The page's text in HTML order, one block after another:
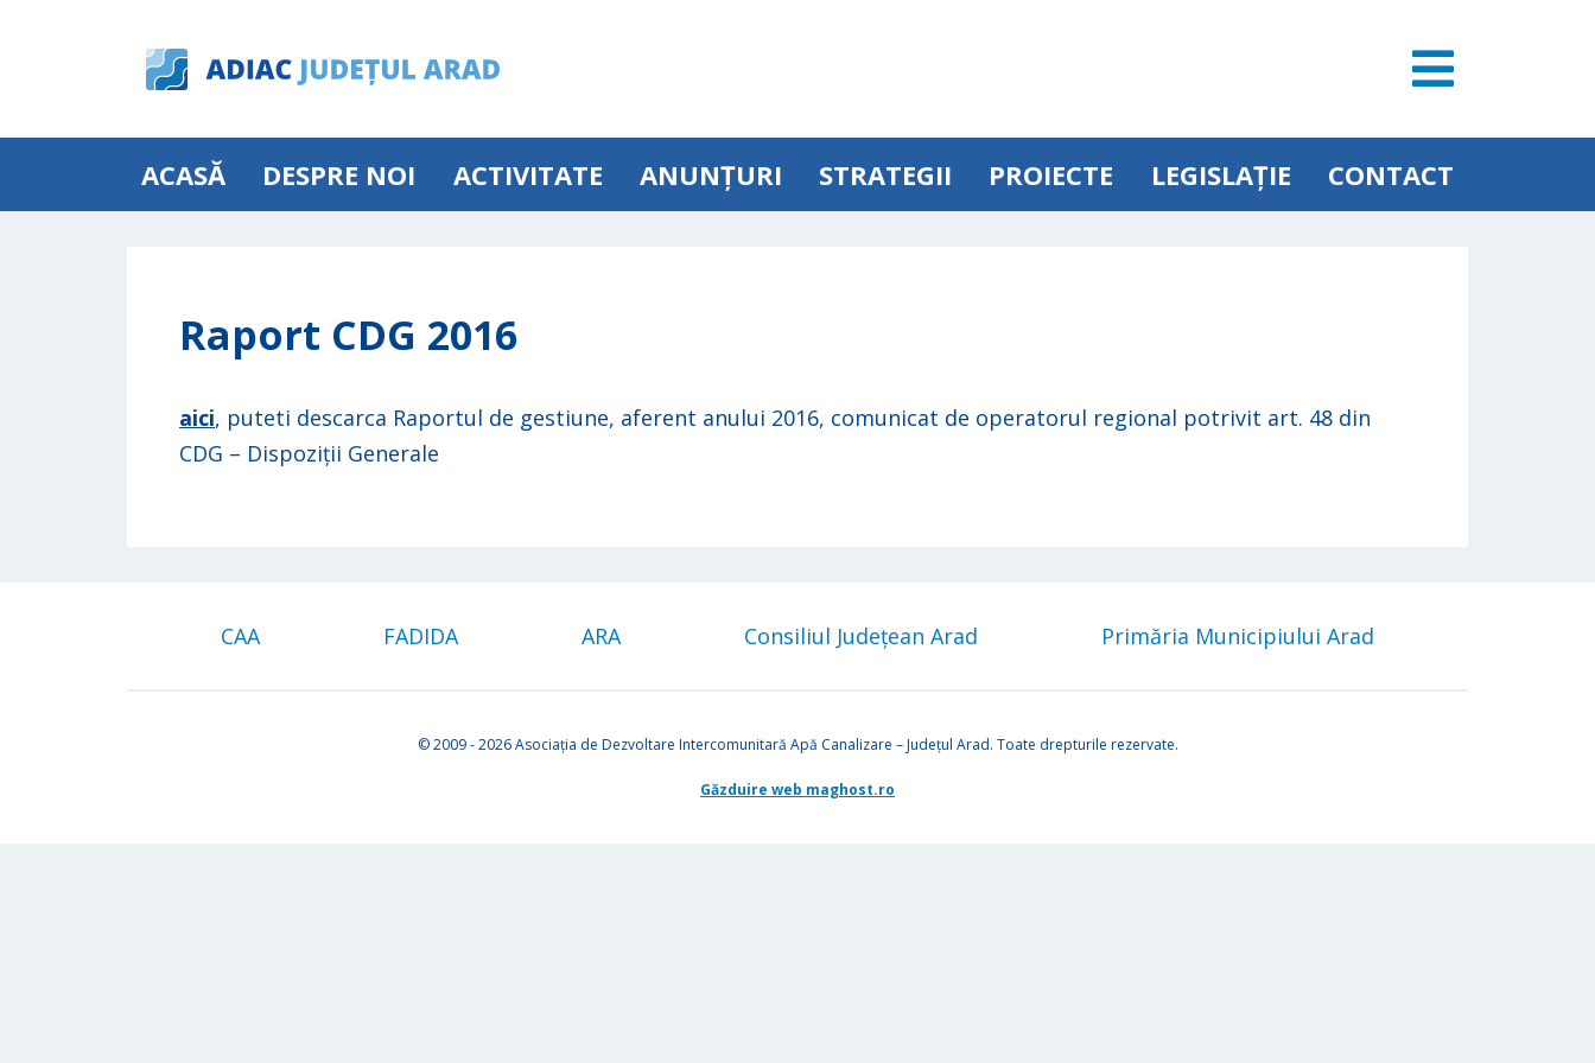
ACASĂ DESPRE NOI ACTIVITATE ANUNȚURI STRATEGII PROIECTE LEGISLAȚIE CONTACT
Raport CDG 2016
aici, puteti descarca Raportul de gestiune, aferent anului 2016, comunicat de operatorul regional potrivit art. 48 din
CDG – Dispoziții Generale
CAA FADIDA ARA Consiliul Județean Arad Primăria Municipiului Arad
© 2009 - 2026Asociația de Dezvoltare Intercomunitară Apă Canalizare – Județul Arad. Toate drepturile rezervate.
Găzduire web maghost.ro